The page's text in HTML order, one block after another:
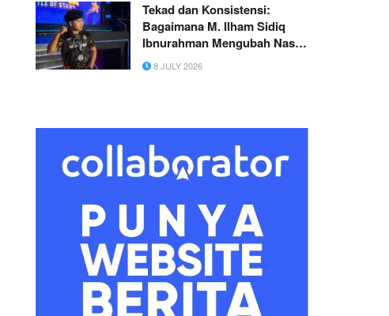
Tekad dan Konsistensi:
Bagaimana M. Ilham Sidiq
Ibnurahman Mengubah Nasib
Lewat Game
8 JULY 2026